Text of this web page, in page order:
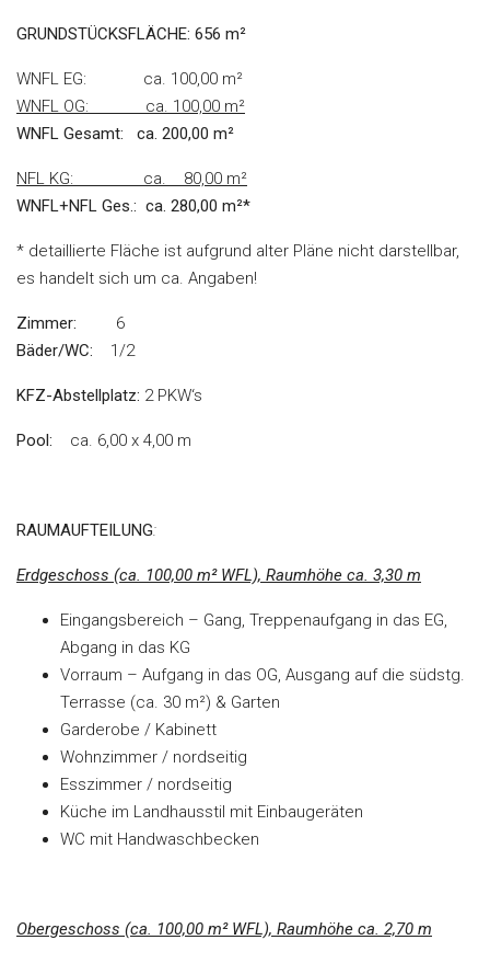
GRUNDSTÜCKSFLÄCHE: 656 m²
WNFL EG: ca. 100,00 m²
WNFL OG:
ca. 100,00 m²
WNFL Gesamt:
ca. 200,00 m²
NFL KG:
ca. 80,00 m²
WNFL+NFL Ges.: ca. 280,00 m²*
* detaillierte Fläche ist aufgrund alter Pläne nicht darstellbar,
es handelt sich um ca. Angaben!
Zimmer: 6
Bäder/WC: 1/2
KFZ-Abstellplatz: 2 PKW‘s
Pool: ca. 6,00 x 4,00 m
RAUMAUFTEILUNG:
Erdgeschoss (ca. 100,00 m² WFL), Raumhöhe ca. 3,30 m
Eingangsbereich – Gang, Treppenaufgang in das EG,
Abgang in das KG
Vorraum – Aufgang in das OG, Ausgang auf die südstg.
Terrasse (ca. 30 m²) & Garten
Garderobe / Kabinett
Wohnzimmer / nordseitig
Esszimmer / nordseitig
Küche im Landhausstil mit Einbaugeräten
WC mit Handwaschbecken
Obergeschoss (ca. 100,00 m² WFL), Raumhöhe ca. 2,70 m